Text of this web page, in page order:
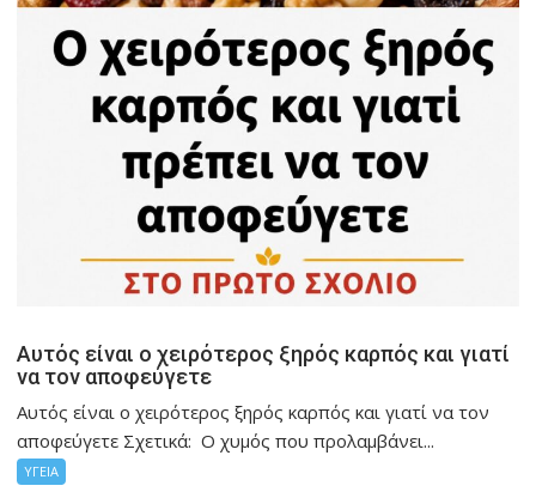
Αυτός είναι ο χειρότερος ξηρός καρπός και γιατί
να τον αποφεύγετε
Αυτός είναι ο χειρότερος ξηρός καρπός και γιατί να τον
αποφεύγετε Σχετικά: Ο χυμός που προλαμβάνει...
ΥΓΕΙΑ